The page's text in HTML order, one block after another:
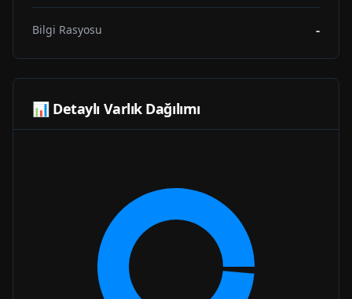
Bilgi Rasyosu -
📊 Detaylı Varlık Dağılımı